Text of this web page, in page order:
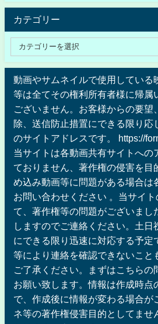
カテゴリー
動画やサムネイルで使用している
等は全てその権利所有者様に帰属
ございません。お客様からの要望
除、送信防止措置にできる限り応
のサイトアドレスです。 https://
当サイトは各動画共有サイトへの
ておりません、著作権の侵害を目
め込み動画等に問題がある場合は
お問い合わせください 。当サイ
て、著作権等の問題がございまし
しますのでご連絡ください。土日
にできる限り迅速に対応する予定
等により連絡を確認できないこと
ご了承ください。まずはこちらの
お願い致します。情報は作成時点
で、作成後に情報が変わる場合が
ネ等の著作権侵害目的としてませ